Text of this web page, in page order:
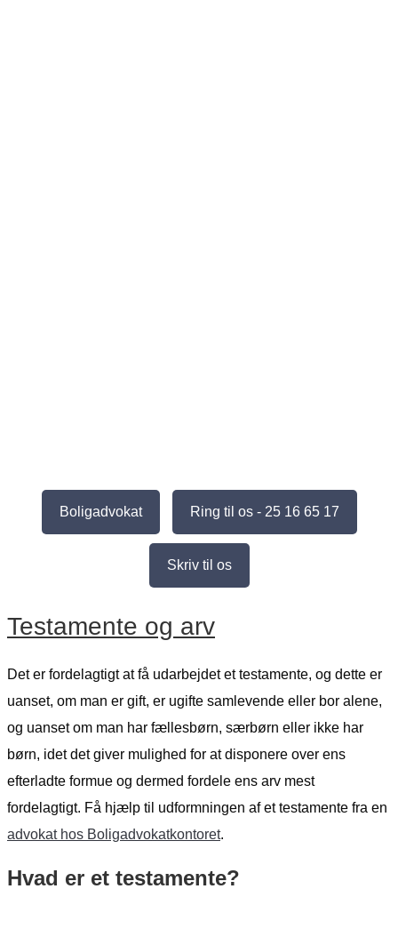
Boligadvokat Ring til os - 25 16 65 17
Skriv til os
Testamente og arv
Det er fordelagtigt at få udarbejdet et testamente, og dette er
uanset, om man er gift, er ugifte samlevende eller bor alene,
og uanset om man har fællesbørn, særbørn eller ikke har
børn, idet det giver mulighed for at disponere over ens
efterladte formue og dermed fordele ens arv mest
fordelagtigt. Få hjælp til udformningen af et testamente fra en
advokat hos Boligadvokatkontoret.
Hvad er et testamente?